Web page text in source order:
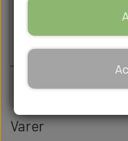
Varer